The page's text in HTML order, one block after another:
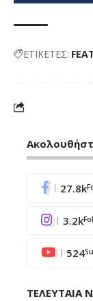
ΕΤΙΚΕΤΕΣ:
27.8k
3.2k
524
ΤΕΛΕΥΤΑΙΑ